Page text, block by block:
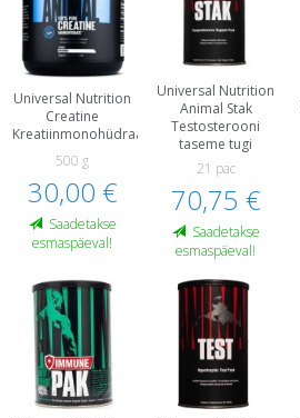
Universal Nutrition
Creatine
Kreatiinmonohüdraat
500 g
30,00 €
Saadetakse
esmaspäeval!
Universal Nutrition
Animal Stak
Testosterooni
taseme tugi
21 pac
70,75 €
Saadetakse
esmaspäeval!